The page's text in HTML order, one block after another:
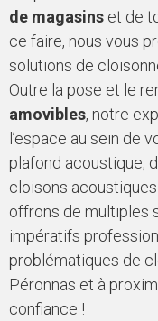
de magasins et de
ce faire, nous vous
solutions de
Outre la pose et le
amovibles, notre
l’espace au sein de
plafond acoustique,
cloisons acoustiques
offrons de multiples
impératifs
problématiques de
Péronnas et à
confiance !